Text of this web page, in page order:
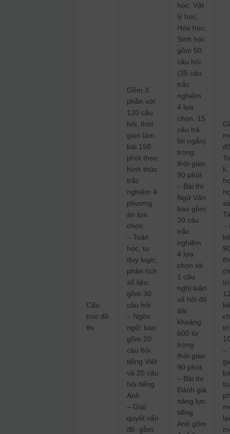
Cấu
trúc đề
thi
Gồm 3
phần với
120 câu
hỏi, thời
gian làm
bài 150
phút theo
hình thức
trắc
nghiệm 4
phương
án lựa
chọn.
– Toán
học, tư
duy logic,
phân tích
số liệu:
gồm 30
câu hỏi
– Ngôn
ngữ: bao
gồm 20
câu hỏi
tiếng Việt
và 20 câu
hỏi tiếng
Anh
– Giải
quyết vấn
đề: gồm
học, Vật
lý học,
Hóa học,
Sinh học
gồm 50
câu hỏi
(35 câu
trắc
nghiệm
4 lựa
chọn, 15
câu trả
lời ngắn)
trong
thời gian
90 phút.
– Bài thi
Ngữ Văn
bao gồm
20 câu
trắc
nghiệm
4 lựa
chọn và
1 câu
nghị luận
xã hội độ
dài
khoảng
600 từ
trong
thời gian
90 phút,
– Bài thi
Đánh giá
năng lực
tiếng
Anh gồm
lí,
–
–